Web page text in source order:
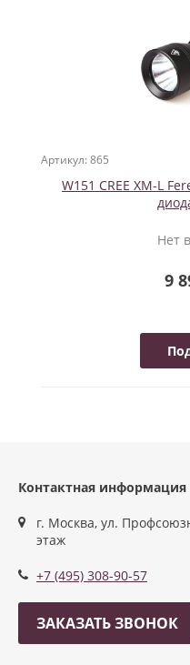
Артикул: 865
W151 CREE XM-L
Нет
9
Контактная информация
г. Москва, ул.
этаж
+7 (495) 308-90-57
ЗАКАЗАТЬ ЗВОНОК